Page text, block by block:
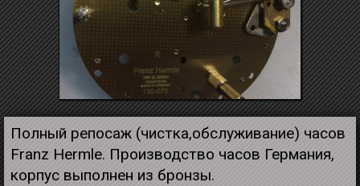
Полный репосаж (чистка,обслуживание) часов
Franz Hermle. Производство часов Германия,
корпус выполнен из бронзы.